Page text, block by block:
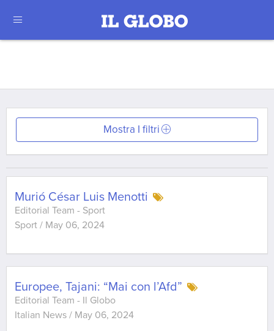
Mostra I filtri
Murió César Luis Menotti
Editorial Team - Sport
Sport / May 06, 2024
Europee, Tajani: “Mai con l’Afd”
Editorial Team - Il Globo
Italian News / May 06, 2024